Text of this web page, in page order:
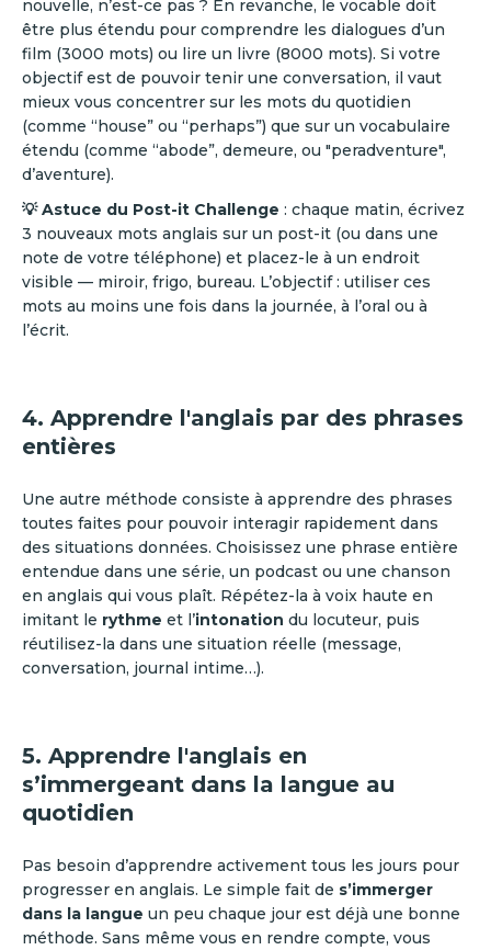
nouvelle, n’est-ce pas ? En revanche, le vocable doit
être plus étendu pour comprendre les dialogues d’un
film (3000 mots) ou lire un livre (8000 mots). Si votre
objectif est de pouvoir tenir une conversation, il vaut
mieux vous concentrer sur les mots du quotidien
(comme “house” ou “perhaps”) que sur un vocabulaire
étendu (comme “abode”, demeure, ou "peradventure",
d’aventure).
💡 Astuce du Post-it Challenge : chaque matin, écrivez
3 nouveaux mots anglais sur un post-it (ou dans une
note de votre téléphone) et placez-le à un endroit
visible — miroir, frigo, bureau. L’objectif : utiliser ces
mots au moins une fois dans la journée, à l’oral ou à
l’écrit.
4. Apprendre l'anglais par des phrases
entières
Une autre méthode consiste à apprendre des phrases
toutes faites pour pouvoir interagir rapidement dans
des situations données. Choisissez une phrase entière
entendue dans une série, un podcast ou une chanson
en anglais qui vous plaît. Répétez-la à voix haute en
imitant le rythme et l’intonation du locuteur, puis
réutilisez-la dans une situation réelle (message,
conversation, journal intime…).
5. Apprendre l'anglais en
s’immergeant dans la langue au
quotidien
Pas besoin d’apprendre activement tous les jours pour
progresser en anglais. Le simple fait de s’immerger
dans la langue un peu chaque jour est déjà une bonne
méthode. Sans même vous en rendre compte, vous